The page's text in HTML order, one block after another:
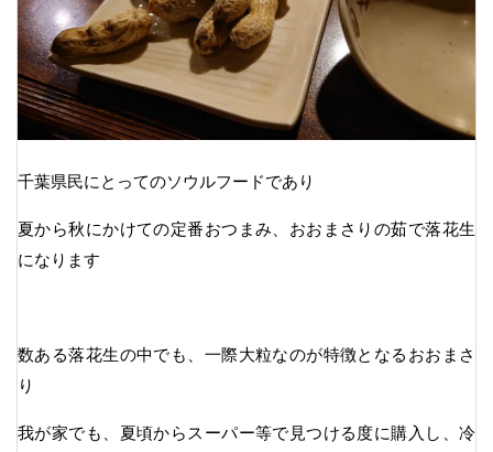
千葉県民にとってのソウルフードであり
夏から秋にかけての定番おつまみ、おおまさりの茹で落花生
になります
数ある落花生の中でも、一際大粒なのが特徴となるおおまさ
り
我が家でも、夏頃からスーパー等で見つける度に購入し、冷